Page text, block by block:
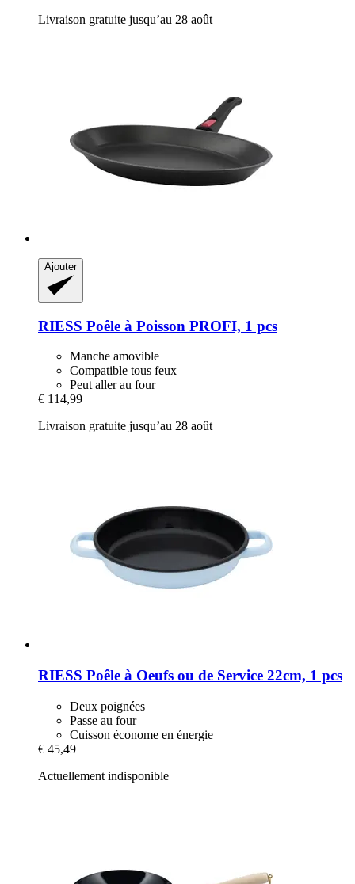
Livraison gratuite jusqu’au 28 août
Ajouter
RIESS Poêle à Poisson PROFI, 1 pcs
Manche amovible
Compatible tous feux
Peut aller au four
€ 114,99
Livraison gratuite jusqu’au 28 août
RIESS Poêle à Oeufs ou de Service 22cm, 1 pcs
Deux poignées
Passe au four
Cuisson économe en énergie
€ 45,49
Actuellement indisponible